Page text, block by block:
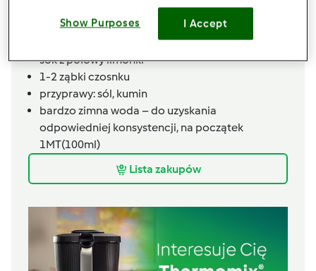
garść świeżej mięty – jedna duża gałązka, same
listki
sok z połowy limonki
1-2 ząbki czosnku
przyprawy: sól, kumin
bardzo zimna woda – do uzyskania
odpowiedniej konsystencji, na początek
1MT(100ml)
Lista zakupów
Show Purposes I Accept